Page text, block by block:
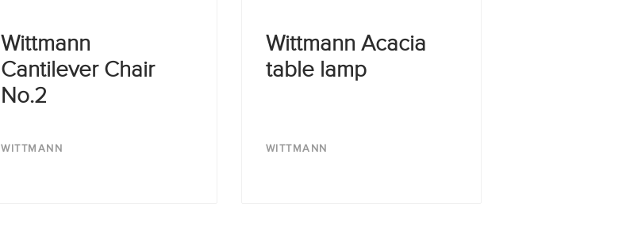
Wittmann
Cantilever Chair
No.2
WITTMANN
Wittmann Acacia
table lamp
WITTMANN